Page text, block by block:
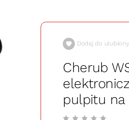
Dodaj do
Cherub
pulpitu na